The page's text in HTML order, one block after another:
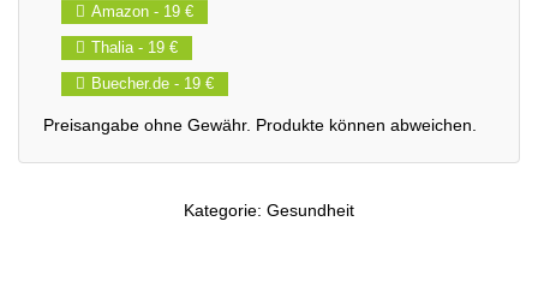
Kategorie: Gesundheit
Amazon - 19 €
Thalia - 19 €
Buecher.de - 19 €